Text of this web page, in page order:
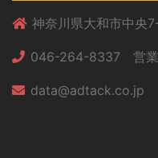
神奈川県大和市中央
046-264-8337 営業
data@adtack.co.jp